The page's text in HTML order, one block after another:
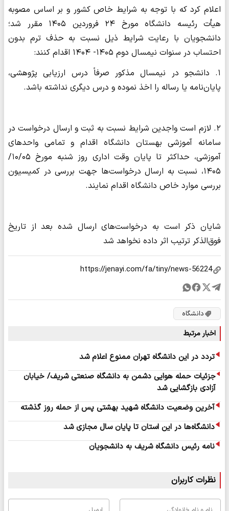
اعلام کرد که با توجه به شرایط خاص کشور و بر اساس مصوبه
هیأت رئیسه دانشگاه مورخ ۲۴ فروردین ۱۴۰۵ مقرر شد؛
دانشجویان با رعایت شرایط ذیل نسبت به حذف ترم بدون
احتساب در سنوات نیمسال دوم ۱۴۰۵- ۱۴۰۴ اقدام کنند:
۱. دانشجو در نیمسال مذکور صرفاً درس ارزیابی پژوهشی،
پایان‌نامه یا رساله را اخذ نموده و درس دیگری نداشته باشد.
۲. لازم است واجدین شرایط نسبت به ثبت و ارسال درخواست در
سامانه آموزشی بهستان دانشگاه اقدام و تمامی واحدهای
آموزشی، حداکثر تا پایان وقت اداری روز شنبه مورخ ۱۰/۰۵/
۱۴۰۵، نسبت به ارسال درخواست‌ها جهت بررسی در کمیسیون
بررسی موارد خاص دانشگاه اقدام نمایند.
شایان ذکر است به درخواست‌های ارسال شده بعد از تاریخ
فوق‌الذکر ترتیب اثر داده نخواهد شد
دانشگاه
اخبار مرتبط
تردد در این دانشگاه تهران ممنوع اعلام شد
جزئیات حمله هوایی دشمن به دانشگاه صنعتی شریف/ خیابان
آزادی بازگشایی شد
آخرین وضعیت دانشگاه شهید بهشتی پس از حمله روز گذشته
دانشگاه‌ها در این استان تا پایان سال مجازی شد
نامه رئیس دانشگاه شریف به دانشجویان
نظرات کاربران